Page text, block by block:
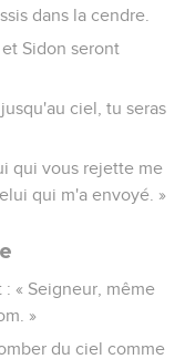
dans la cendre.
Sidon seront
ciel, tu seras
qui vous rejette me
qui m'a envoyé. »
« Seigneur, même
»
du ciel comme